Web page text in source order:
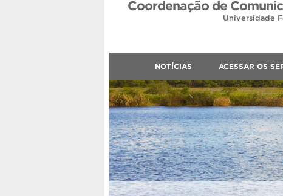
Coordenação de
Universidade
NOTÍCIAS ACESSAR OS